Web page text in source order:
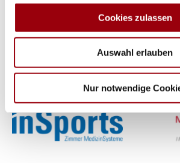
soziale Medien, Werbung und
Partner führen diese Informationen
weiteren Daten zusammen, die Sie
haben oder die sie im Rahmen Ihrer
Cookies zulassen
Auswahl erlauben
Nur notwendige